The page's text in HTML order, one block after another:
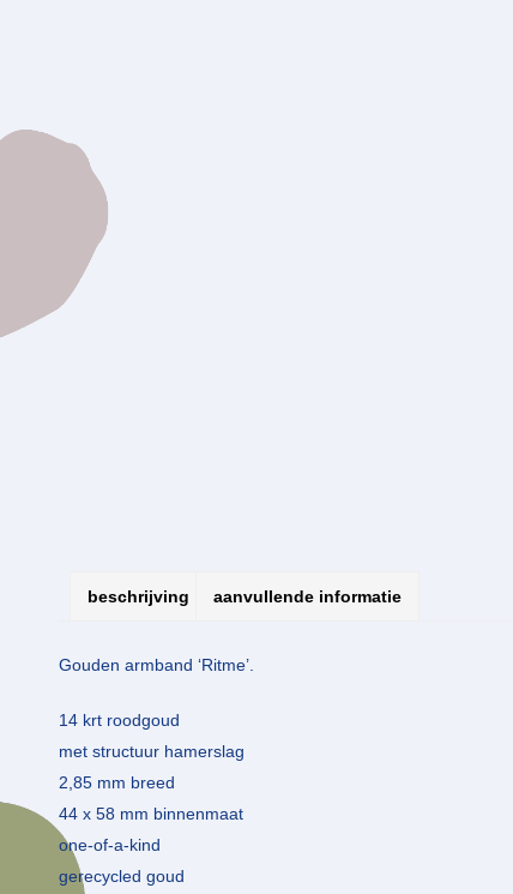
beschrijving aanvullende informatie
Gouden armband ‘Ritme’.
14 krt roodgoud
met structuur hamerslag
2,85 mm breed
44 x 58 mm binnenmaat
one-of-a-kind
gerecycled goud